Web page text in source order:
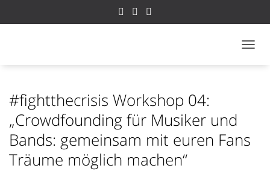
#fightthecrisis Workshop 04:
„Crowdfounding für Musiker und
Bands: gemeinsam mit euren Fans
Träume möglich machen“